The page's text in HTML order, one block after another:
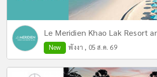
Le Meridien Khao Lak Resort
New พังงา , 05 ส.ค. 69